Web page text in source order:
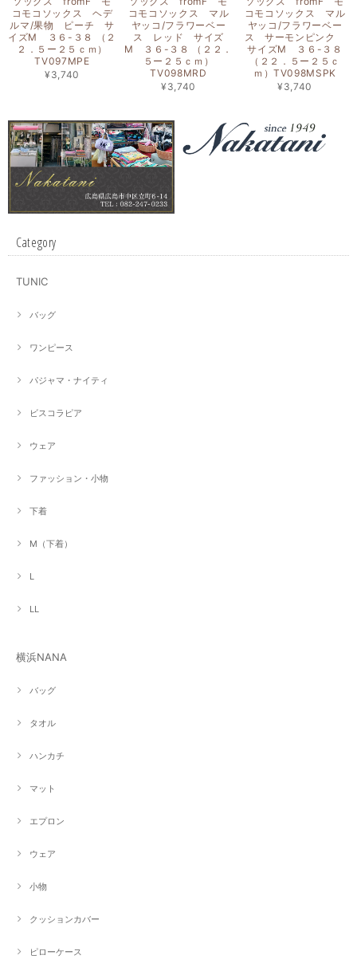
コモコソックス ヘデ
ルマ/果物 ピーチ サ
イズM ３６-３８ （２
２．５ー２５ｃｍ）
TV097MPE
¥3,740
コモコソックス マル
ヤッコ/フラワーベー
ス レッド サイズ
M ３６-３８ （２２．
５ー２５ｃｍ）
TV098MRD
¥3,740
コモコソックス マル
ヤッコ/フラワーベー
ス サーモンピンク
サイズM ３６-３８
（２２．５ー２５ｃ
ｍ）TV098MSPK
¥3,740
Category
TUNIC
バッグ
ワンピース
パジャマ・ナイティ
ビスコラピア
ウェア
ファッション・小物
下着
M（下着）
L
LL
横浜NANA
バッグ
タオル
ハンカチ
マット
エプロン
ウェア
小物
クッションカバー
ピローケース